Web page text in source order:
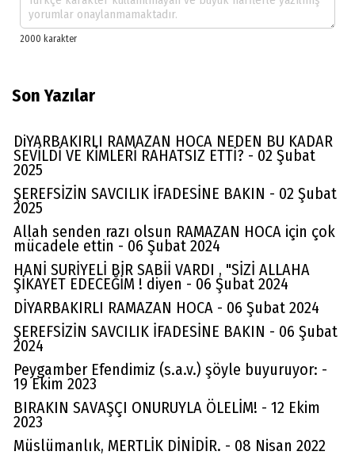
Son Yazılar
DiYARBAKIRLI RAMAZAN HOCA NEDEN BU KADAR
SEVİLDİ VE KİMLERİ RAHATSIZ ETTİ? - 02 Şubat
2025
ŞEREFSİZİN SAVCILIK İFADESİNE BAKIN - 02 Şubat
2025
Allah senden razı olsun RAMAZAN HOCA için çok
mücadele ettin - 06 Şubat 2024
HANİ SURİYELİ BİR SABİİ VARDI , "SİZİ ALLAHA
ŞİKAYET EDECEĞİM ! diyen - 06 Şubat 2024
DİYARBAKIRLI RAMAZAN HOCA - 06 Şubat 2024
ŞEREFSİZİN SAVCILIK İFADESİNE BAKIN - 06 Şubat
2024
Peygamber Efendimiz (s.a.v.) şöyle buyuruyor: -
19 Ekim 2023
BIRAKIN SAVAŞÇI ONURUYLA ÖLELİM! - 12 Ekim
2023
Müslümanlık, MERTLİK DİNİDİR. - 08 Nisan 2022